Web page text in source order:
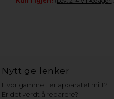
Nyttige lenker
Hvor gammelt er apparatet mitt?
Er det verdt å reparere?